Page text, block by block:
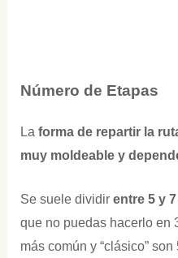
Número de Etapas
La forma de repartir la
muy moldeable y
Se suele dividir entre 5 y
que no puedas hacerlo en
más común y “clásico”